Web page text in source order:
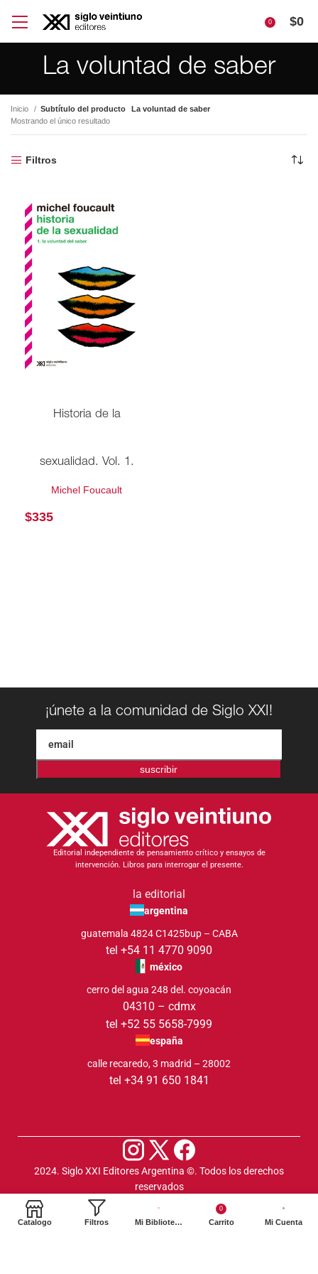
0 $0
La voluntad de saber
Inicio Subtítulo del producto
La voluntad de saber
Mostrando el único resultado
Filtros
Historia de la
sexualidad. Vol. 1.
Michel Foucault
$335
¡únete a la comunidad de Siglo XXI!
suscribir
Editorial independiente de pensamiento crítico y ensayos de
intervención. Libros para interrogar el presente.
la editorial
argentina
guatemala 4824 C1425bup – CABA
tel +54 11 4770 9090
méxico
cerro del agua 248 del. coyoacán
04310 – cdmx
tel +52 55 5658-7999
españa
calle recaredo, 3 madrid – 28002
tel +34 91 650 1841
2024. Siglo XXI Editores Argentina ©️. Todos los derechos
reservados
Catalogo Filtros Mi Biblioteca
0
Carrito Mi Cuenta